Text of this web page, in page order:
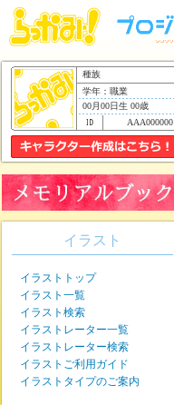
種族
学年：職業
00月00日生 00歳
AAA000000
イラスト
イラストトップ
イラスト一覧
イラスト検索
イラストレーター一覧
イラストレーター検索
イラストご利用ガイド
イラストタイプのご案内